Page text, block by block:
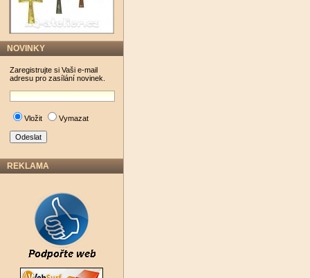
NOVINKY
Zaregistrujte si Vaši e-mail
adresu pro zasílání novinek.
Vložit Vymazat
REKLAMA